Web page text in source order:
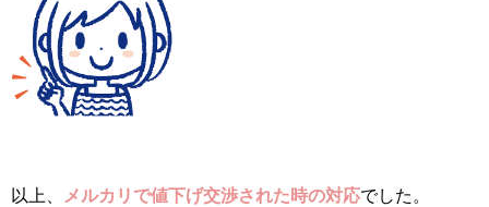
以上、 メルカリで値下げ交渉された時の対応でした。